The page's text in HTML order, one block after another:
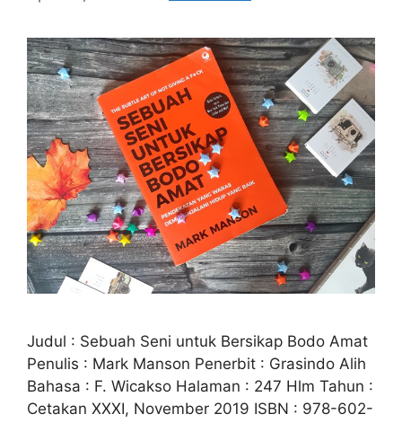
Judul : Sebuah Seni untuk Bersikap Bodo Amat
Penulis : Mark Manson Penerbit : Grasindo Alih
Bahasa : F. Wicakso Halaman : 247 Hlm Tahun :
Cetakan XXXI, November 2019 ISBN : 978-602-